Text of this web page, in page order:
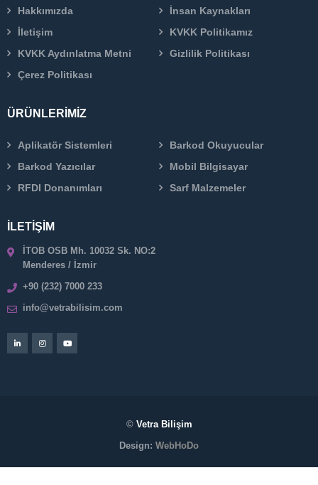
Hakkımızda
İnsan Kaynakları
İletişim
KVKK Politikamız
KVKK Aydınlatma Metni
Gizlilik Politikası
Çerez Politikası
ÜRÜNLERİMİZ
Aplikatör Sistemleri
Barkod Okuyucular
Barkod Yazıcılar
Mobil Bilgisayar
RFDI Donanımları
Sarf Malzemeler
İLETİŞİM
İTOB OSB Mh. 10032 Sk. NO:2
Menderes / İzmir
+90 (232) 7000 233
info@vetrabilisim.com
© Vetra Bilişim
Design: WebHoDo